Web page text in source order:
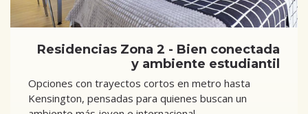
Residencias Zona 2 - Bien conectada
y ambiente estudiantil
Opciones con trayectos cortos en metro hasta
Kensington, pensadas para quienes buscan un